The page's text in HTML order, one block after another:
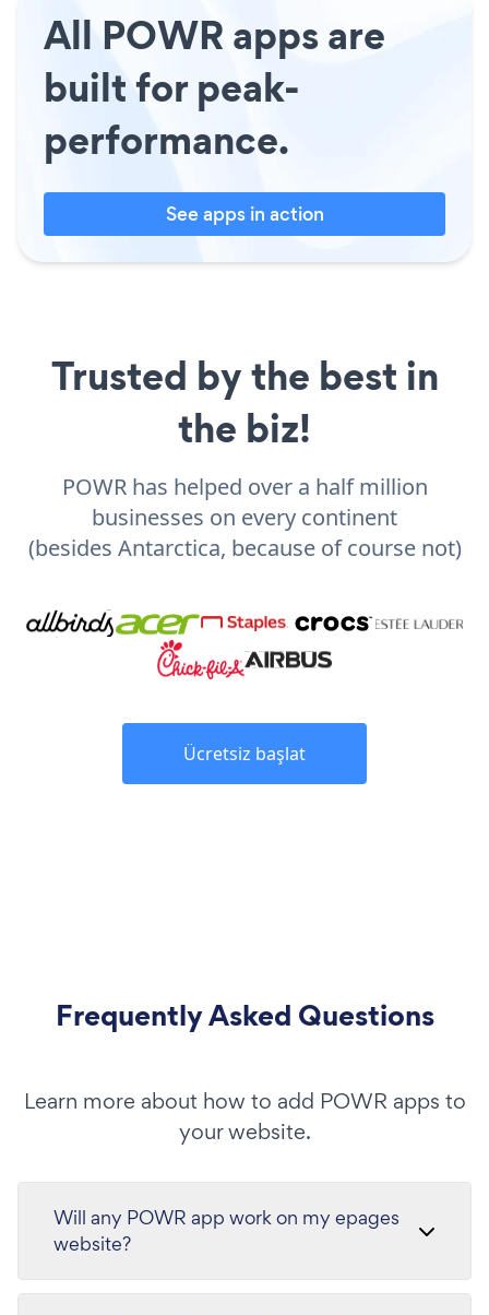
All POWR apps are
built for peak-
performance.
See apps in action
Trusted by the best in
the biz!
POWR has helped over a half million
businesses on every continent
(besides Antarctica, because of course not)
Ücretsiz başlat
Frequently Asked Questions
Learn more about how to add POWR apps to
your website.
Will any POWR app work on my epages
website?